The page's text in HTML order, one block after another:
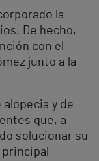
la
De hecho,
con el
junto a la
y de
que, a
solucionar su